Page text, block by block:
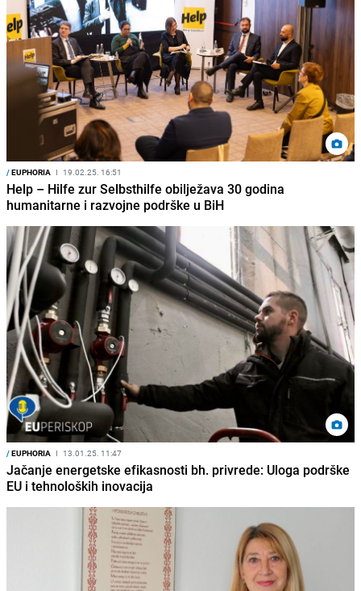
/EUPHORIA I 19.02.25. 16:51
Help – Hilfe zur Selbsthilfe obilježava 30 godina
humanitarne i razvojne podrške u BiH
/EUPHORIA I 13.01.25. 11:47
Jačanje energetske efikasnosti bh. privrede: Uloga podrške
EU i tehnoloških inovacija